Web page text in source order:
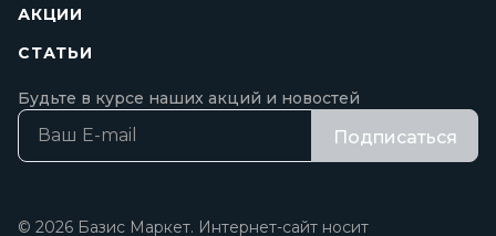
АКЦИИ
СТАТЬИ
Будьте в курсе наших акций и новостей
Подписаться
© 2026 Базис Маркет. Интернет-сайт носит